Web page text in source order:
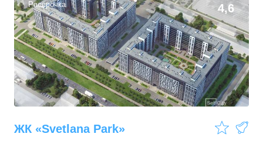
Рассрочка 4,6
ЖК «Svetlana Park»